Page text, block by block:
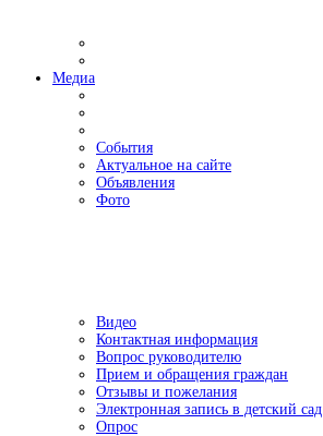
Медиа
События
Актуальное на сайте
Объявления
Фото
Видео
Контактная информация
Вопрос руководителю
Прием и обращения граждан
Отзывы и пожелания
Электронная запись в детский сад
Опрос